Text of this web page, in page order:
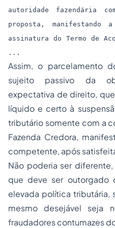
autoridade fazendária
proposta, manifestando
assinatura do Termo de
...
Assim, o parcelamento
sujeito passivo da
expectativa de direito,
líquido e certo à
tributário somente com a
Fazenda Credora,
competente, após
Não poderia ser
que deve ser outorgado
elevada política tributária,
mesmo desejável seja
fraudadores contumazes